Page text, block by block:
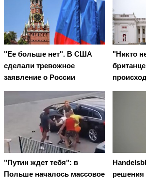
"Ее больше нет". В США
сделали тревожное
заявление о России
"Никто
"Путин ждет тебя": в
Польше началось массовое
решения